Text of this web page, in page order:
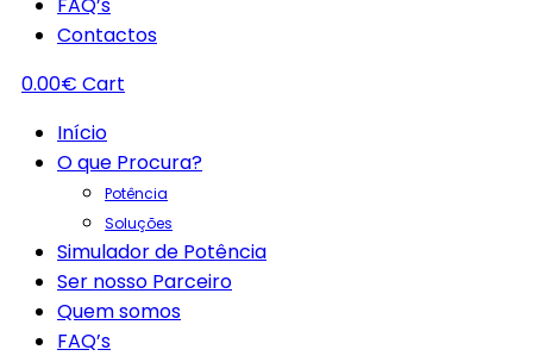
Contactos
0.00€ Cart
Início
O que Procura?
Potência
Soluções
Simulador de Potência
Ser nosso Parceiro
Quem somos
FAQ’s